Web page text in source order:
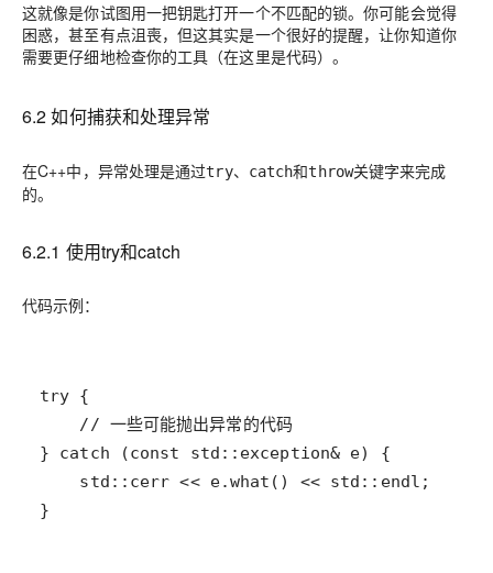
这就像是你试图用一把钥匙打开一个不匹配的锁。你可能会觉得
困惑，甚至有点沮喪，但这其实是一个很好的提醒，让你知道你
需要更仔细地检查你的工具（在这里是代码）。
6.2 如何捕获和处理异常
在C++中，异常处理是通过try、 catch和throw关键字来完成
的。
6.2.1 使用try和catch
代码示例：
}